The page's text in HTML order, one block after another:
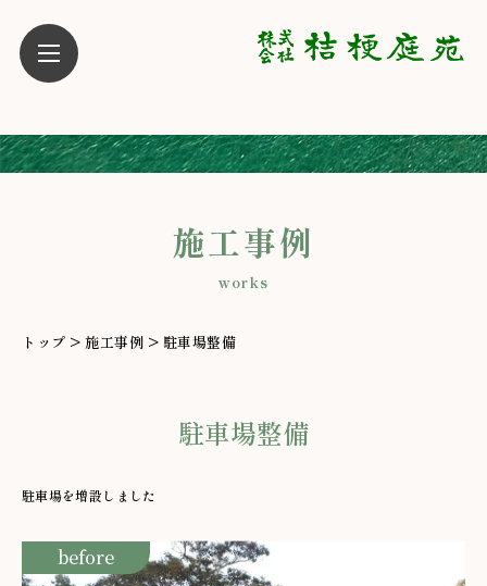
施工事例
works
トップ >施工事例 > 駐車場整備
駐車場整備
駐車場を増設しました